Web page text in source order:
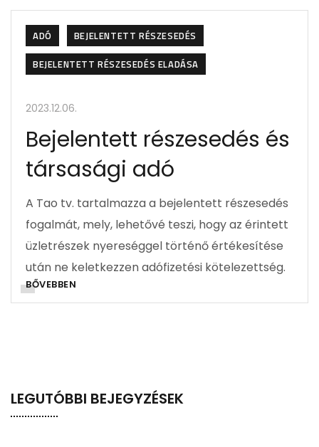
ADÓ
BEJELENTETT RÉSZESEDÉS
BEJELENTETT RÉSZESEDÉS ELADÁSA
2023.12.06.
Bejelentett részesedés és
társasági adó
A Tao tv. tartalmazza a bejelentett részesedés
fogalmát, mely, lehetővé teszi, hogy az érintett
üzletrészek nyereséggel történő értékesítése
után ne keletkezzen adófizetési kötelezettség.
BŐVEBBEN
LEGUTÓBBI BEJEGYZÉSEK